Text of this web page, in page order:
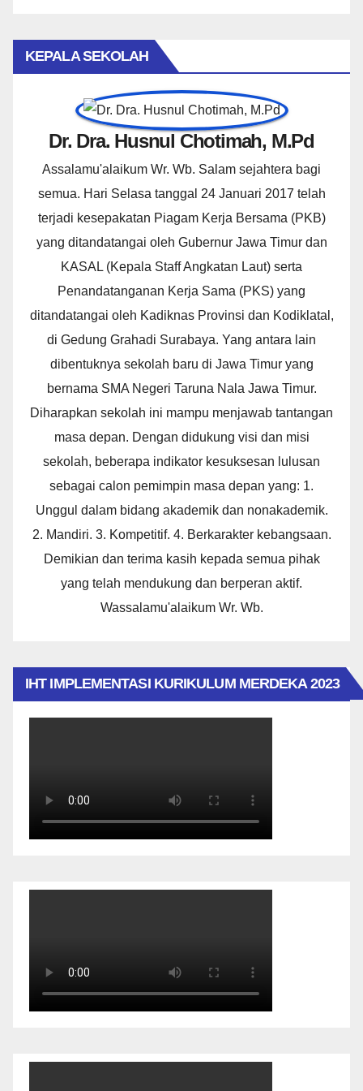
KEPALA SEKOLAH
Dr. Dra. Husnul Chotimah, M.Pd
Assalamu'alaikum Wr. Wb. Salam sejahtera bagi
semua. Hari Selasa tanggal 24 Januari 2017 telah
terjadi kesepakatan Piagam Kerja Bersama (PKB)
yang ditandatangai oleh Gubernur Jawa Timur dan
KASAL (Kepala Staff Angkatan Laut) serta
Penandatanganan Kerja Sama (PKS) yang
ditandatangai oleh Kadiknas Provinsi dan Kodiklatal,
di Gedung Grahadi Surabaya. Yang antara lain
dibentuknya sekolah baru di Jawa Timur yang
bernama SMA Negeri Taruna Nala Jawa Timur.
Diharapkan sekolah ini mampu menjawab tantangan
masa depan. Dengan didukung visi dan misi
sekolah, beberapa indikator kesuksesan lulusan
sebagai calon pemimpin masa depan yang: 1.
Unggul dalam bidang akademik dan nonakademik.
2. Mandiri. 3. Kompetitif. 4. Berkarakter kebangsaan.
Demikian dan terima kasih kepada semua pihak
yang telah mendukung dan berperan aktif.
Wassalamu'alaikum Wr. Wb.
IHT IMPLEMENTASI KURIKULUM MERDEKA 2023